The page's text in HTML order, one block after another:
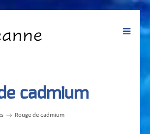
Toggle
cadmium
Rouge de cadmium